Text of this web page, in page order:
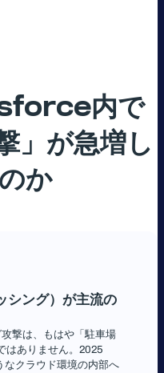
内で
」が急増し
か
シング）が主流の
撃は、もはや「駐車場
はありません。2025
クラウド環境の内部へ